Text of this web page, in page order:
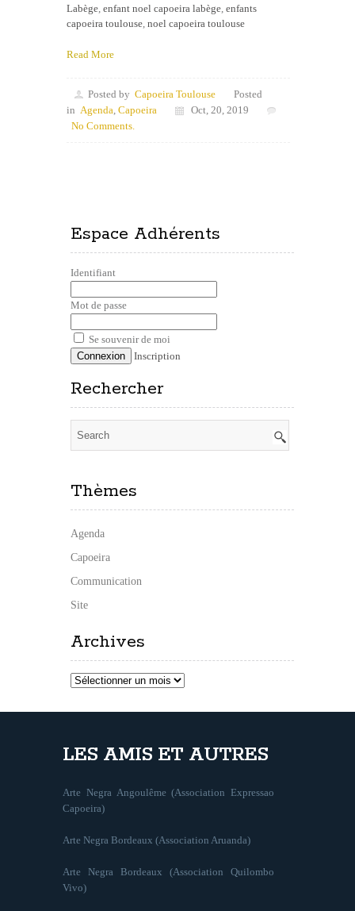
Labège enfant noel capoeira labège enfants
capoeira toulouse noel capoeira toulouse
Read More
Posted by Capoeira Toulouse
Posted
in Agenda Capoeira
Oct, 20, 2019
No Comments.
Espace Adhérents
Identifiant
Mot de passe
Se souvenir de moi
Inscription
Rechercher
Thèmes
Agenda
Capoeira
Communication
Site
Archives
Archives
LES AMIS ET AUTRES
Arte Negra Angoulême (Association Expressao
Capoeira)
Arte Negra Bordeaux (Association Aruanda)
Arte Negra Bordeaux (Association Quilombo
Vivo)